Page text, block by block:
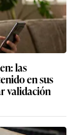
las
en sus
validación